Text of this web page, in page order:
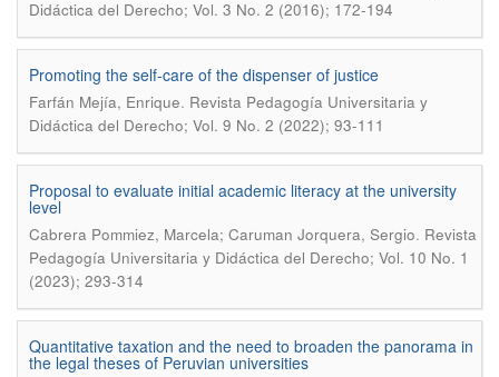
Didáctica del Derecho; Vol. 3 No. 2 (2016); 172-194
Promoting the self-care of the dispenser of justice
Farfán Mejía, Enrique. Revista Pedagogía Universitaria y
Didáctica del Derecho; Vol. 9 No. 2 (2022); 93-111
Proposal to evaluate initial academic literacy at the university
level
Cabrera Pommiez, Marcela; Caruman Jorquera, Sergio. Revista
Pedagogía Universitaria y Didáctica del Derecho; Vol. 10 No. 1
(2023); 293-314
Quantitative taxation and the need to broaden the panorama in
the legal theses of Peruvian universities